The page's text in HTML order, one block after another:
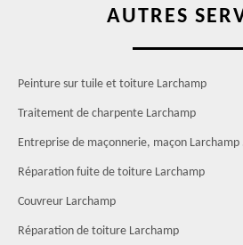
AUTRES
Peinture sur tuile et toiture Larchamp
Traitement de charpente Larchamp
Entreprise de maçonnerie, maçon Larchamp
Réparation fuite de toiture Larchamp
Couvreur Larchamp
Réparation de toiture Larchamp